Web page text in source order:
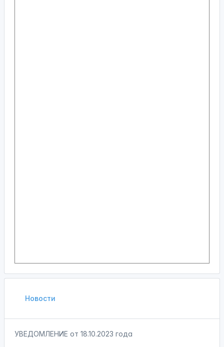
Новости
УВЕДОМЛЕНИЕ от 18.10.2023 года